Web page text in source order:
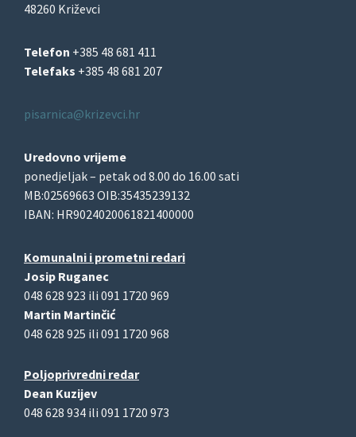
48260 Križevci
Telefon +385 48 681 411
Telefaks +385 48 681 207
pisarnica@krizevci.hr
Uredovno vrijeme
ponedjeljak – petak od 8.00 do 16.00 sati
MB:02569663 OIB:35435239132
IBAN: HR9024020061821400000
Komunalni i prometni redari
Josip Ruganec
048 628 923 ili 091 1720 969
Martin Martinčić
048 628 925 ili 091 1720 968
Poljoprivredni redar
Dean Kuzijev
048 628 934 ili 091 1720 973